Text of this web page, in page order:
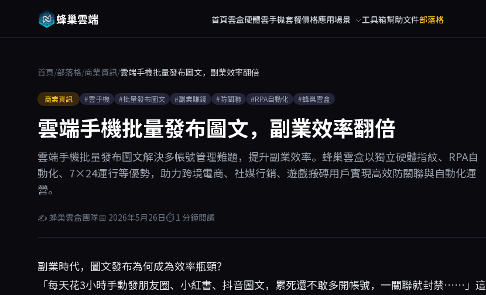
蜂巢雲端 首頁雲盒硬體雲手機套餐價格應用場景 工具箱幫助文件部落格
首頁/部落格/商業資訊/雲端手機批量發布圖文，副業效率翻倍
商業資訊 #雲手機 #批量發布圖文 #副業賺錢 #防關聯 #RPA自動化 #蜂巢雲盒
雲端手機批量發布圖文，副業效率翻倍
雲端手機批量發布圖文解決多帳號管理難題，提升副業效率。蜂巢雲盒以獨立硬體指紋、RPA自
動化、7×24運行等優勢，助力跨境電商、社媒行銷、遊戲搬磚用戶實現高效防關聯與自動化運
營。
✍ 蜂巢雲盒團隊📅 2026年5月26日⏱ 1 分鐘閱讀
副業時代，圖文發布為何成為效率瓶頸？
「每天花3小時手動發朋友圈、小紅書、抖音圖文，累死還不敢多開帳號，一關聯就封禁……」這